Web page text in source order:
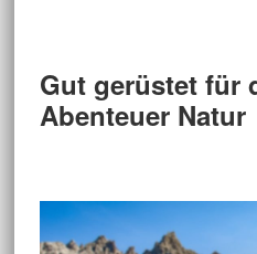
Gut gerüstet für
Abenteuer Natur